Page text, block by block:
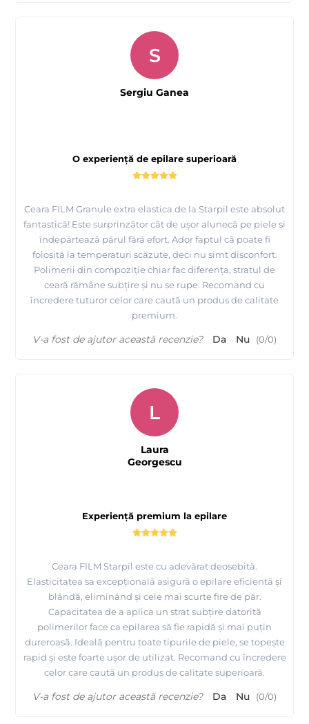
O experiență de epilare superioară
Ceara FILM Granule extra elastica de la Starpil este absolut
fantastică! Este surprinzător cât de ușor alunecă pe piele și
îndepărtează părul fără efort. Ador faptul că poate fi
folosită la temperaturi scăzute, deci nu simt disconfort.
Polimerii din compoziție chiar fac diferența, stratul de
ceară rămâne subțire și nu se rupe. Recomand cu
încredere tuturor celor care caută un produs de calitate
premium.
S
Sergiu Ganea
V-a fost de ajutor această recenzie? Da Nu (0/0)
Experiență premium la epilare
Ceara FILM Starpil este cu adevărat deosebită.
Elasticitatea sa excepțională asigură o epilare eficientă și
blândă, eliminând și cele mai scurte fire de păr.
Capacitatea de a aplica un strat subțire datorită
polimerilor face ca epilarea să fie rapidă și mai puțin
dureroasă. Ideală pentru toate tipurile de piele, se topește
rapid și este foarte ușor de utilizat. Recomand cu încredere
celor care caută un produs de calitate superioară.
L
Laura
Georgescu
V-a fost de ajutor această recenzie? Da Nu (0/0)